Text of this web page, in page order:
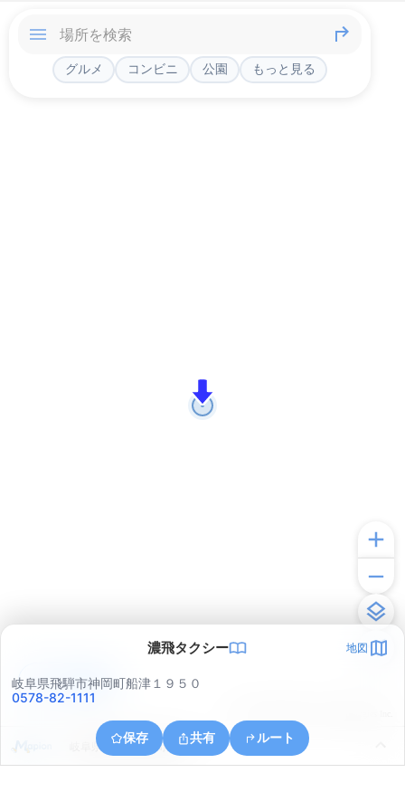
グルメ コンビニ 公園 もっと見る
濃飛タクシー 地図
岐阜県飛騨市神岡町船津１９５０
0578-82-1111
保存 共有 ルート
岐阜県飛騨市神岡町船津
アプリで見る